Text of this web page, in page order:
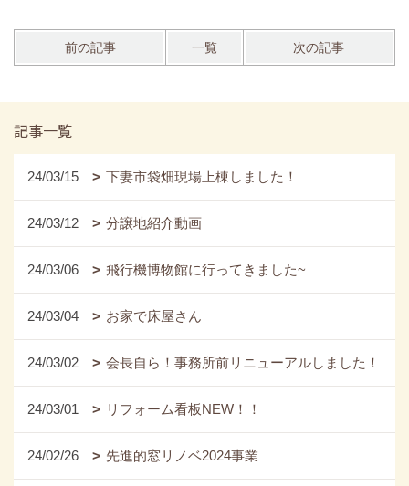
前の記事 一覧 次の記事
記事一覧
24/03/15 下妻市袋畑現場上棟しました！
24/03/12 分譲地紹介動画
24/03/06 飛行機博物館に行ってきました~
24/03/04 お家で床屋さん
24/03/02 会長自ら！事務所前リニューアルしました！
24/03/01 リフォーム看板NEW！！
24/02/26 先進的窓リノベ2024事業